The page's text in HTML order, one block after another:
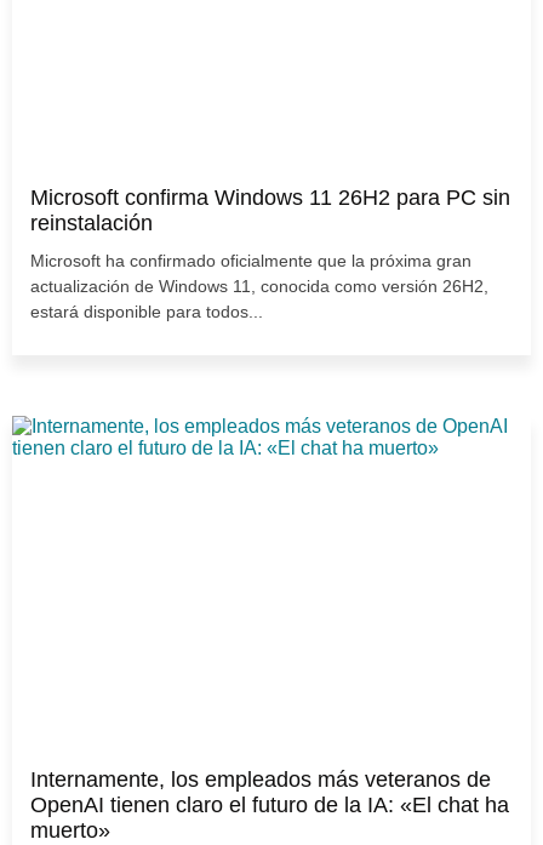
Microsoft confirma Windows 11 26H2 para PC sin
reinstalación
Microsoft ha confirmado oficialmente que la próxima gran
actualización de Windows 11, conocida como versión 26H2,
estará disponible para todos...
Internamente, los empleados más veteranos de
OpenAI tienen claro el futuro de la IA: «El chat ha
muerto»